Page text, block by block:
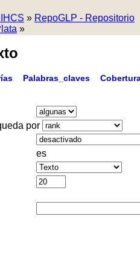
» RepoGLP - Repositorio
»
Palabras_claves
por
es